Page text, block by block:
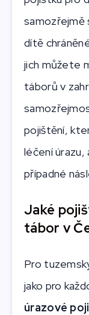
samozřejmě
dítě
jich můžete
táborů v
pojištění,
léčení úrazu,
případné
Jaké
tábor v
Pro
jako pro
úrazové